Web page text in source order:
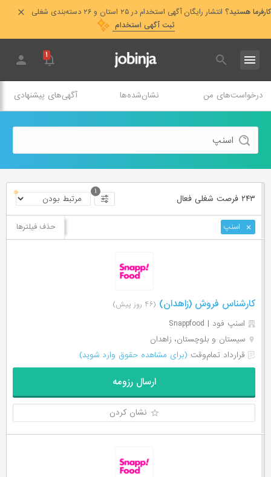
کارفرما هستید؟ انتشار رایگان آگهی استخدام در ۲۵ استان و ۲۶ دسته‌بندی شغلی
ثبت آگهی استخدام
۱
درخواست‌های من نشان‌شده‌ها آگهی‌های پیشنهادی
۲۴۳ فرصت ‌شغلی فعال
۱
اسنپ حذف فیلترها
کارشناس فروش (زاهدان) (۴۶ روز پیش)
اسنپ فود | Snappfood
سیستان و بلوچستان، زاهدان
قرارداد تمام‌وقت (برای مشاهده حقوق وارد شوید)
ارسال رزومه
نشان کردن